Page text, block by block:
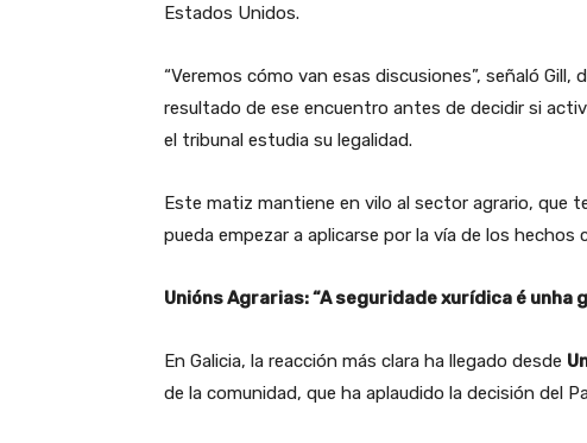
Estados Unidos.
“Veremos cómo van esas discusiones”, señaló Gill,
resultado de ese encuentro antes de decidir si
el tribunal estudia su legalidad.
Este matiz mantiene en vilo al sector agrario, que
pueda empezar a aplicarse por la vía de los hechos
Unións Agrarias: “A seguridade xurídica é unha
En Galicia, la reacción más clara ha llegado desde
de la comunidad, que ha aplaudido la decisión del